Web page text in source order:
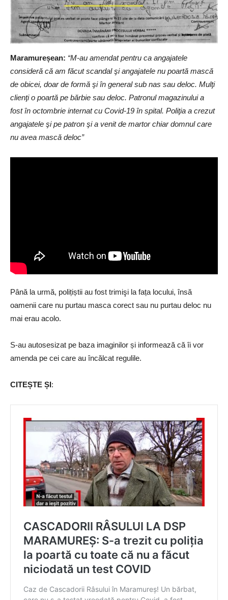
Maramureșean: “M-au amendat pentru ca angajatele
consideră că am făcut scandal şi angajatele nu poartă mască
de obicei, doar de formă şi în general sub nas sau deloc. Mulţi
clienţi o poartă pe bărbie sau deloc. Patronul magazinului a
fost în octombrie internat cu Covid-19 în spital. Poliţia a crezut
angajatele şi pe patron şi a venit de martor chiar domnul care
nu avea mască deloc”
Până la urmă, polițiștii au fost trimişi la fața locului, însă
oamenii care nu purtau masca corect sau nu purtau deloc nu
mai erau acolo.
S-au autosesizat pe baza imaginilor și informează că îi vor
amenda pe cei care au încălcat regulile.
CITEȘTE ȘI: